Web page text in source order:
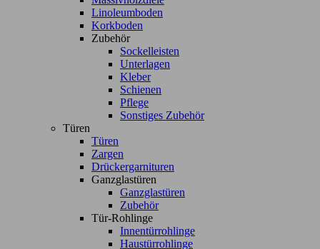
Linoleumboden
Korkboden
Zubehör
Sockelleisten
Unterlagen
Kleber
Schienen
Pflege
Sonstiges Zubehör
Türen
Türen
Zargen
Drückergarnituren
Ganzglastüren
Ganzglastüren
Zubehör
Tür-Rohlinge
Innentürrohlinge
Haustürrohlinge